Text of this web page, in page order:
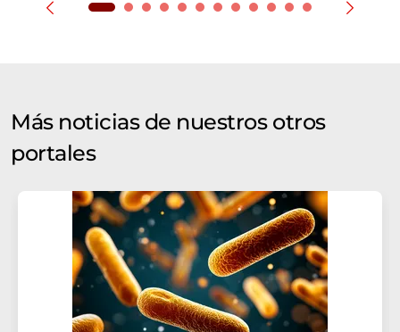
Más noticias de nuestros otros
portales